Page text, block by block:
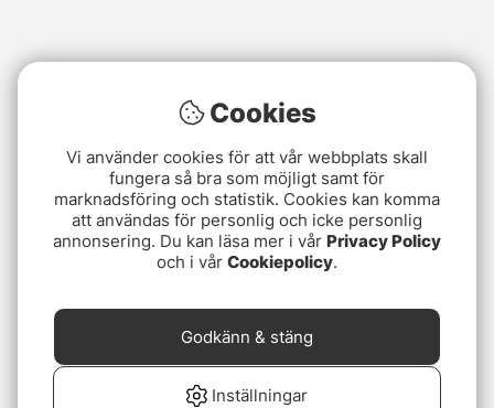
Cookies
Vi använder cookies för att vår webbplats skall
fungera så bra som möjligt samt för
marknadsföring och statistik. Cookies kan komma
att användas för personlig och icke personlig
annonsering. Du kan läsa mer i vår Privacy Policy
och i vår Cookiepolicy.
Inställningar
Godkänn & stäng